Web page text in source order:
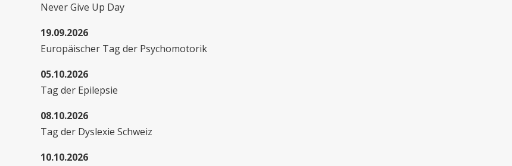
Never Give Up Day
19.09.2026
Europäischer Tag der Psychomotorik
05.10.2026
Tag der Epilepsie
08.10.2026
Tag der Dyslexie Schweiz
10.10.2026